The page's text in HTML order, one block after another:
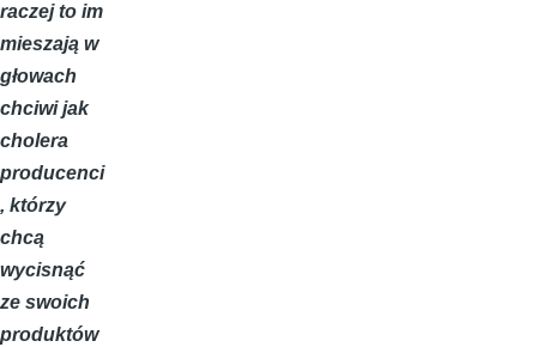
raczej to im
mieszają w
głowach
chciwi jak
cholera
producenci
, którzy
chcą
wycisnąć
ze swoich
produktów